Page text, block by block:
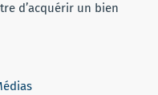
d’acquérir un bien